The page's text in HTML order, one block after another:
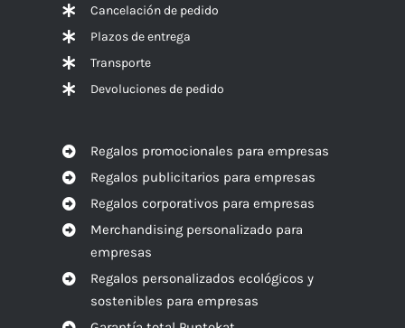
Cancelación de pedido
Plazos de entrega
Transporte
Devoluciones de pedido
Regalos promocionales para empresas
Regalos publicitarios para empresas
Regalos corporativos para empresas
Merchandising personalizado para
empresas
Regalos personalizados ecológicos y
sostenibles para empresas